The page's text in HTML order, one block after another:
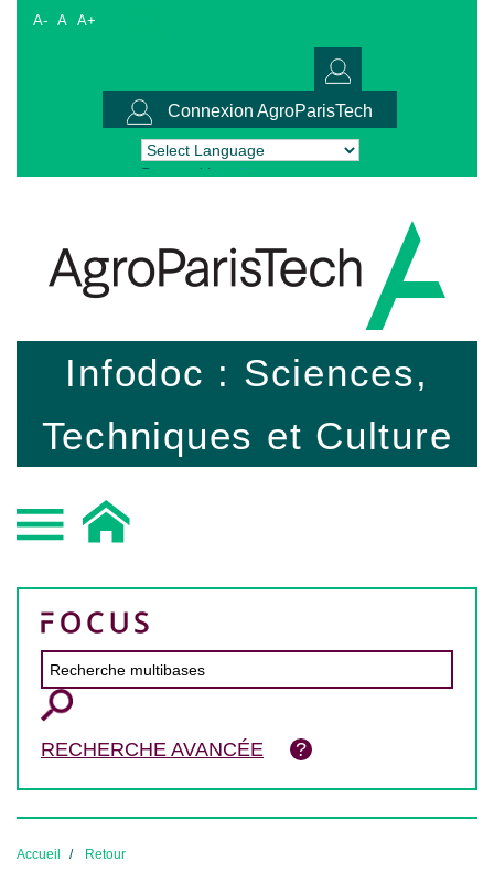
A- A A+
Connexion AgroParisTech
Powered by Translate
Infodoc : Sciences,
Techniques et Culture
RECHERCHE AVANCÉE
Accueil Retour